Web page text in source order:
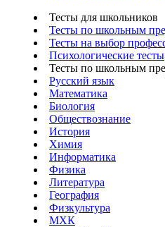
Тесты для школьников
Тесты по школьным
Тесты на выбор
Психологические тесты
Тесты по школьным
Русский язык
Математика
Биология
Обществознание
История
Химия
Информатика
Физика
Литература
География
Физкультура
МХК